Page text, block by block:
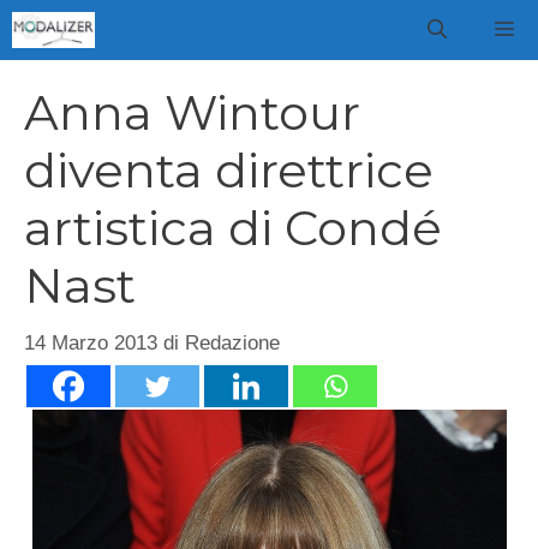
Vai
al
Anna Wintour
diventa direttrice
artistica di Condé
Nast
14 Marzo 2013 di Redazione